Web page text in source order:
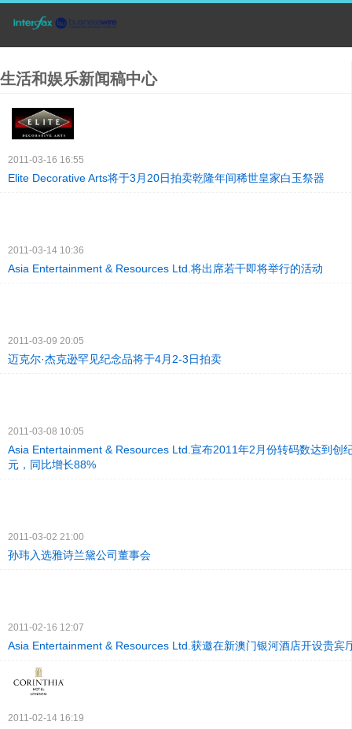
生活和娱乐新闻稿中心
2011-03-16 16:55
Elite Decorative Arts将于3月20日拍卖乾隆年间稀世皇家白玉祭器
2011-03-14 10:36
Asia Entertainment & Resources Ltd.将出席若干即将举行的活动
2011-03-09 20:05
迈克尔·杰克逊罕见纪念品将于4月2-3日拍卖
2011-03-08 10:05
Asia Entertainment & Resources Ltd.宣布2011年2月份转码数达到创
元，同比增长88%
2011-03-02 21:00
孙玮入选雅诗兰黛公司董事会
2011-02-16 12:07
Asia Entertainment & Resources Ltd.获邀在新澳门银河酒店开设贵宾
2011-02-14 16:19